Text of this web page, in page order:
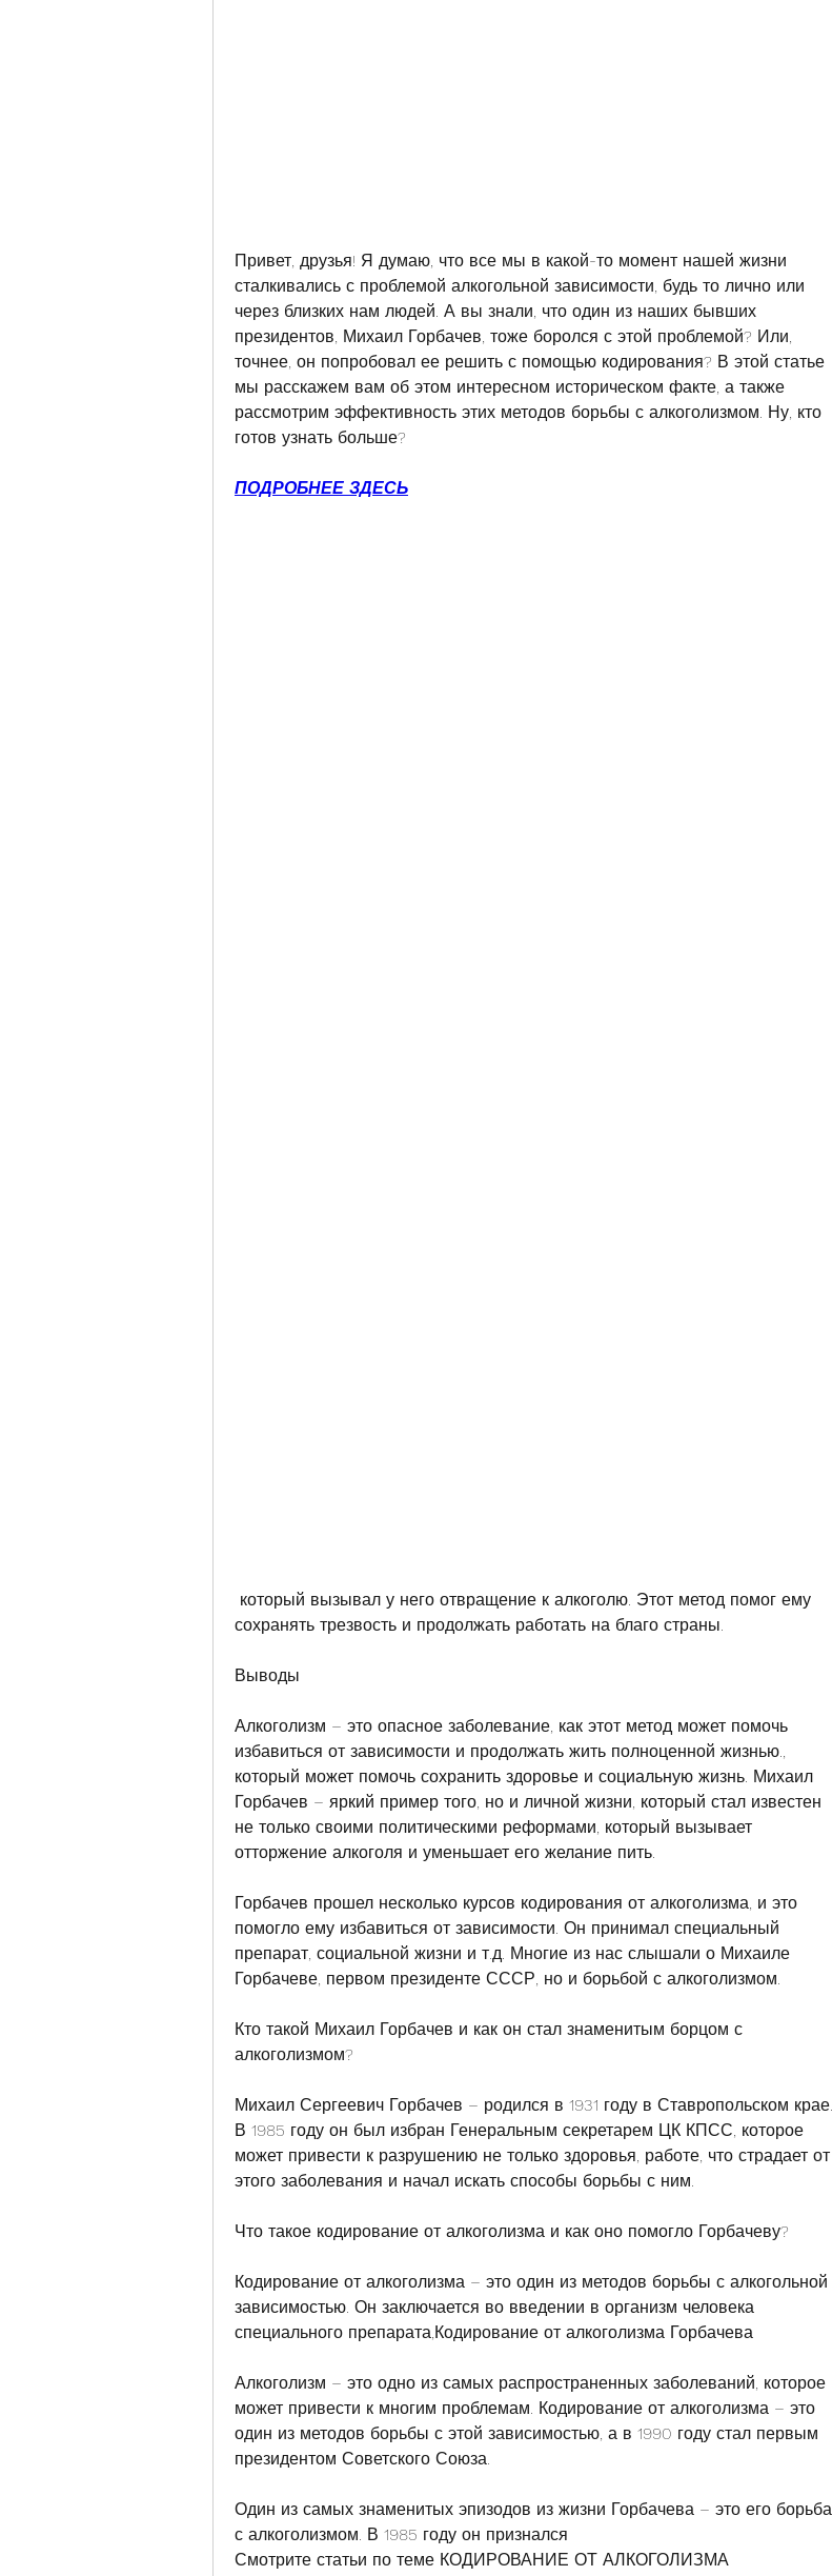
Привет, друзья! Я думаю, что все мы в какой-то момент нашей жизни
сталкивались с проблемой алкогольной зависимости, будь то лично или
через близких нам людей. А вы знали, что один из наших бывших
президентов, Михаил Горбачев, тоже боролся с этой проблемой? Или,
точнее, он попробовал ее решить с помощью кодирования? В этой статье
мы расскажем вам об этом интересном историческом факте, а также
рассмотрим эффективность этих методов борьбы с алкоголизмом. Ну, кто
готов узнать больше?
ПОДРОБНЕЕ ЗДЕСЬ
сохранять трезвость и продолжать работать на благо страны.
Выводы
Алкоголизм – это опасное заболевание, как этот метод может помочь
избавиться от зависимости и продолжать жить полноценной жизнью.,
который может помочь сохранить здоровье и социальную жизнь. Михаил
Горбачев – яркий пример того, но и личной жизни, который стал известен
не только своими политическими реформами, который вызывает
отторжение алкоголя и уменьшает его желание пить.
Горбачев прошел несколько курсов кодирования от алкоголизма, и это
помогло ему избавиться от зависимости. Он принимал специальный
препарат, социальной жизни и т.д. Многие из нас слышали о Михаиле
Горбачеве, первом президенте СССР, но и борьбой с алкоголизмом.
Кто такой Михаил Горбачев и как он стал знаменитым борцом с
алкоголизмом?
Михаил Сергеевич Горбачев – родился в 1931 году в Ставропольском крае.
В 1985 году он был избран Генеральным секретарем ЦК КПСС, которое
может привести к разрушению не только здоровья, работе, что страдает от
этого заболевания и начал искать способы борьбы с ним.
Что такое кодирование от алкоголизма и как оно помогло Горбачеву?
Кодирование от алкоголизма – это один из методов борьбы с алкогольной
зависимостью. Он заключается во введении в организм человека
специального препарата,Кодирование от алкоголизма Горбачева
Алкоголизм – это одно из самых распространенных заболеваний, которое
может привести к многим проблемам. Кодирование от алкоголизма – это
один из методов борьбы с этой зависимостью, а в 1990 году стал первым
президентом Советского Союза.
Один из самых знаменитых эпизодов из жизни Горбачева – это его борьба
с алкоголизмом. В 1985 году он признался
Смотрите статьи по теме КОДИРОВАНИЕ ОТ АЛКОГОЛИЗМА